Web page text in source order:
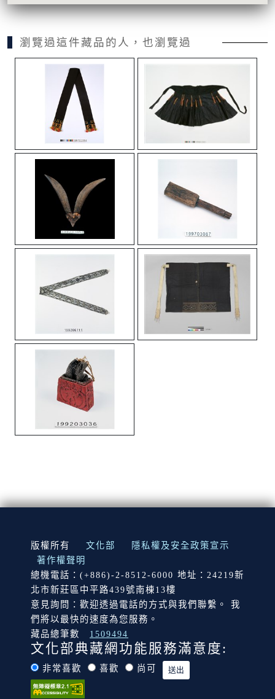
瀏覽過這件藏品的人，也瀏覽過
:::
版權所有 文化部
隱私權及安全政策宣示
著作權聲明
總機電話：(+886)-2-8512-6000 地址：24219新
北市新莊區中平路439號南棟13樓
意見詢問：歡迎透過電話的方式與我們聯繫。 我
們將以最快的速度為您服務。
藏品總筆數
1509494
文化部典藏網功能服務滿意度:
非常喜歡 喜歡 尚可